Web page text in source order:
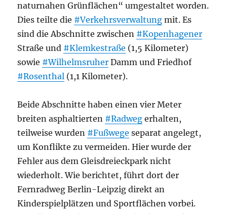
naturnahen Grünflächen“ umgestaltet worden.
Dies teilte die #Verkehrsverwaltung mit. Es
sind die Abschnitte zwischen #Kopenhagener
Straße und #Klemkestraße (1,5 Kilometer)
sowie #Wilhelmsruher Damm und Friedhof
#Rosenthal (1,1 Kilometer).
Beide Abschnitte haben einen vier Meter
breiten asphaltierten #Radweg erhalten,
teilweise wurden #Fußwege separat angelegt,
um Konflikte zu vermeiden. Hier wurde der
Fehler aus dem Gleisdreieckpark nicht
wiederholt. Wie berichtet, führt dort der
Fernradweg Berlin-Leipzig direkt an
Kinderspielplätzen und Sportflächen vorbei.